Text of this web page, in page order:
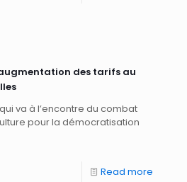
des tarifs au
va à l’encontre du combat
pour la démocratisation
Read more